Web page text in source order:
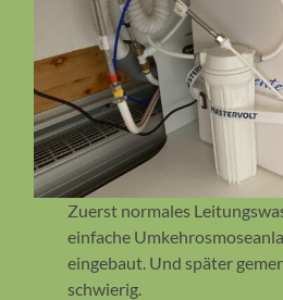
Zuerst normales
einfache
eingebaut. Und später
schwierig.